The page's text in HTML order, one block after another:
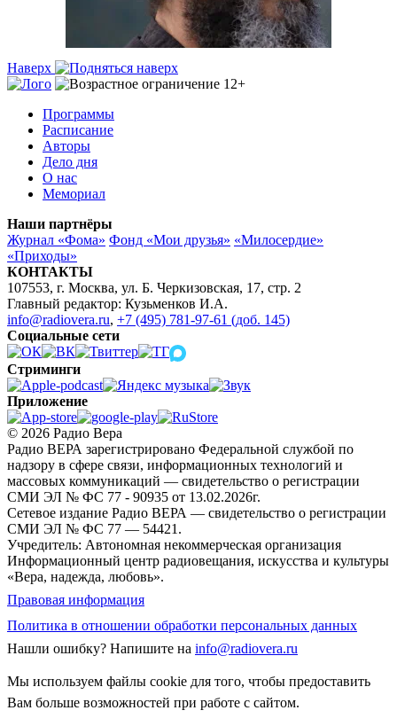
Наверх
Программы
Расписание
Авторы
Дело дня
О нас
Мемориал
Наши партнёры
Журнал «Фома» Фонд «Мои друзья» «Милосердие»
«Приходы»
КОНТАКТЫ
107553, г. Москва, ул. Б. Черкизовская, 17, стр. 2
Главный редактор: Кузьменков И.А.
info@radiovera.ru, +7 (495) 781-97-61 (доб. 145)
Социальные сети
Стриминги
Приложение
© 2026 Радио Вера
Радио ВЕРА зарегистрировано Федеральной службой по
надзору в сфере связи, информационных технологий и
массовых коммуникаций — свидетельство о регистрации
СМИ ЭЛ № ФС 77 - 90935 от 13.02.2026г.
Сетевое издание Радио ВЕРА — свидетельство о регистрации
СМИ ЭЛ № ФС 77 — 54421.
Учредитель: Автономная некоммерческая организация
Информационный центр радиовещания, искусства и культуры
«Вера, надежда, любовь».
Правовая информация
Политика в отношении обработки персональных данных
Нашли ошибку? Напишите на info@radiovera.ru
Мы используем файлы cookie для того, чтобы предоставить
Вам больше возможностей при работе с сайтом.